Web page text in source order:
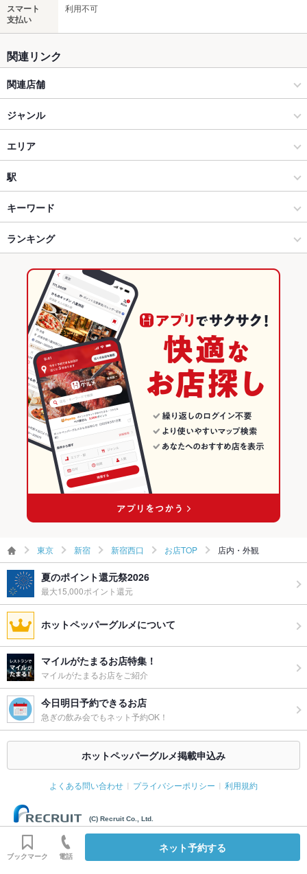
スマート
支払い
利用不可
関連リンク
関連店舗
【全席喫煙可能】串焼き・魚 新宿宮川 昭和ビル店（しんじゅ
【個室 しゃぶしゃぶ 串焼き 鍋】森の酒場 隠豚(イントン) 新宿
串焼き・魚 新宿宮川 野村ビル店 （しんじゅく みやがわ）
【個室完備】肉とワインの酒場 Ferrous 新宿西口
【全席喫煙可能】串焼き・魚 成城宮川 個室居酒屋(旧かくれ豚)
ジャンル
居酒屋
洋・和洋・各国料理・その他
新宿 × 居酒屋
新宿 × 洋・和洋・各国料理・その他
新宿駅 × 居酒屋
新宿駅 × 洋・和洋・各国料理・その他
しゃぶしゃぶ・すき焼き
新宿 × 和食
新宿 × しゃぶしゃぶ・すき焼き
新宿駅 × 和食
新宿駅 × しゃぶしゃぶ・すき焼き
エリア
新宿西口
新宿西口 × 居酒屋
新宿西口 × 洋・和洋・各国料理・その他
新宿西口 × 和食
新宿西口 × しゃぶしゃぶ・すき焼き
東京 × 居酒屋
東京 × 洋・和洋・各国料理・その他
東京 × 和食
東京 × しゃぶしゃぶ・すき焼き
駅
新宿駅
新宿西口駅
西武新宿駅
キーワード
エビ料理
マルゲリータ 生春巻き
ランキング
東京のグルメランキング
東京の居酒屋ランキング
新宿のグルメランキング
新宿の居酒屋ランキング
新宿西口のグルメランキング
新宿西口の居酒屋ランキング
東京 新宿 新宿西口 お店TOP 店内・外観
夏のポイント還元祭2026
最大15,000ポイント還元
ホットペッパーグルメについて
マイルがたまるお店特集！
マイルがたまるお店をご紹介
今日明日予約できるお店
急ぎの飲み会でもネット予約OK！
ホットペッパーグルメ掲載申込み
よくある問い合わせ プライバシーポリシー 利用規約
(C) Recruit Co., Ltd.
ブックマーク 電話
ネット予約する